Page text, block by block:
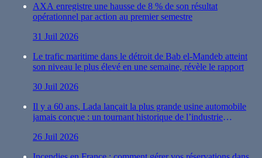
AXA enregistre une hausse de 8 % de son résultat
opérationnel par action au premier semestre
31 Juil 2026
Le trafic maritime dans le détroit de Bab el-Mandeb atteint
son niveau le plus élevé en une semaine, révèle le rapport
30 Juil 2026
Il y a 60 ans, Lada lançait la plus grande usine automobile
jamais conçue : un tournant historique de l’industrie
26 Juil 2026